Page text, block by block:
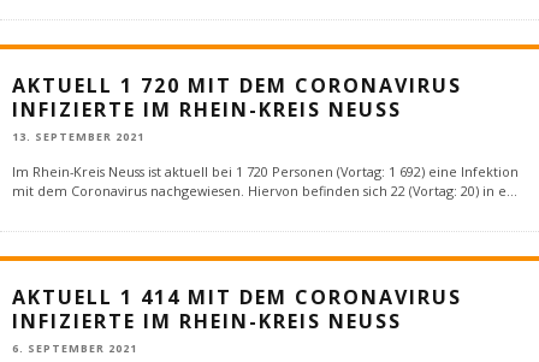
AKTUELL 1 720 MIT DEM CORONAVIRUS
INFIZIERTE IM RHEIN-KREIS NEUSS
13. SEPTEMBER 2021
Im Rhein-Kreis Neuss ist aktuell bei 1 720 Personen (Vortag: 1 692) eine Infektion
mit dem Coronavirus nachgewiesen. Hiervon befinden sich 22 (Vortag: 20) in e...
AKTUELL 1 414 MIT DEM CORONAVIRUS
INFIZIERTE IM RHEIN-KREIS NEUSS
6. SEPTEMBER 2021